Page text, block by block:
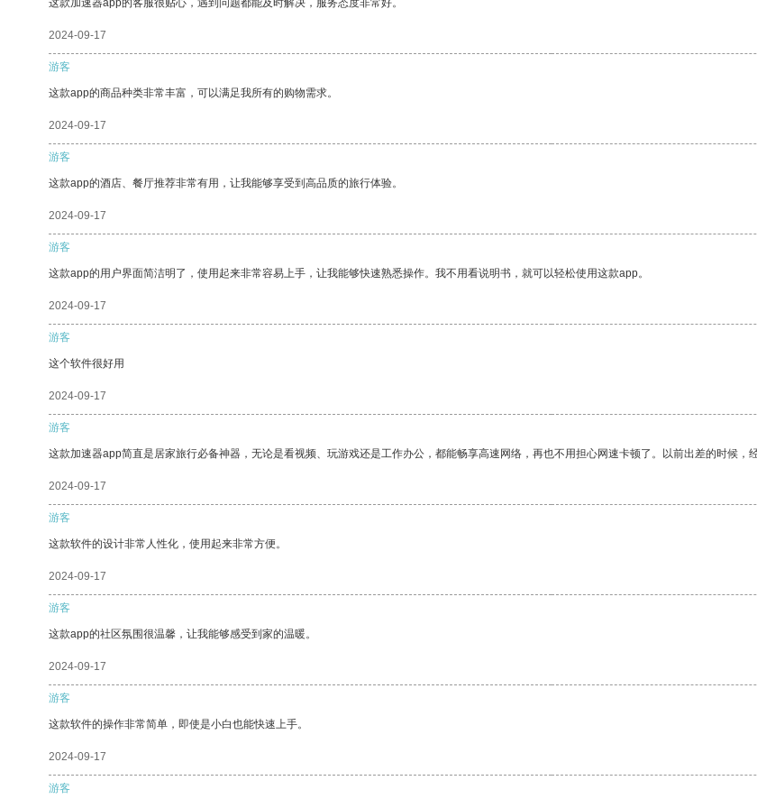
这款加速器app的客服很贴心，遇到问题都能及时解决，服务态度非常好。
2024-09-17
游客
这款app的商品种类非常丰富，可以满足我所有的购物需求。
2024-09-17
游客
这款app的酒店、餐厅推荐非常有用，让我能够享受到高品质的旅行体验。
2024-09-17
游客
这款app的用户界面简洁明了，使用起来非常容易上手，让我能够快速熟悉操作。我不用看说明书，就可以轻松使用这款app。
2024-09-17
游客
这个软件很好用
2024-09-17
游客
这款加速器app简直是居家旅行必备神器，无论是看视频、玩游戏还是工作办公，都能畅享高速网络，再也不用担心网速卡顿了。以前出差的时候，
2024-09-17
游客
这款软件的设计非常人性化，使用起来非常方便。
2024-09-17
游客
这款app的社区氛围很温馨，让我能够感受到家的温暖。
2024-09-17
游客
这款软件的操作非常简单，即使是小白也能快速上手。
2024-09-17
游客